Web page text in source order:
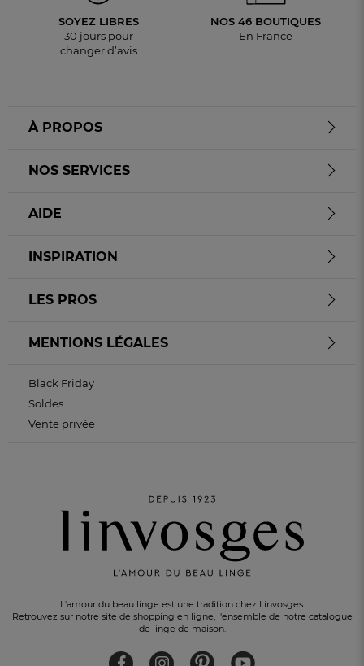
SOYEZ LIBRES
30 jours pour
changer d’avis
NOS 46 BOUTIQUES
En France
L'amour du beau linge est une tradition chez Linvosges.
Retrouvez sur notre site de shopping en ligne, l'ensemble de notre catalogue
de linge de maison.
À PROPOS
NOS SERVICES
AIDE
INSPIRATION
LES PROS
MENTIONS LÉGALES
Black Friday
Soldes
Vente privée